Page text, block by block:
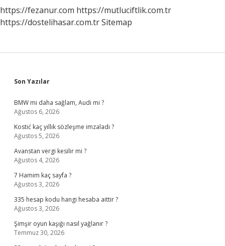
https://fezanur.com https://mutluciftlik.com.tr
https://dostelihasar.com.trSitemap
Sidebar
Son Yazılar
BMW mi daha sağlam, Audi mi ?
Ağustos 6, 2026
Kostić kaç yıllık sözleşme imzaladı ?
Ağustos 5, 2026
Avanstan vergi kesilir mi ?
Ağustos 4, 2026
7 Hamim kaç sayfa ?
Ağustos 3, 2026
335 hesap kodu hangi hesaba aittir ?
Ağustos 3, 2026
Şimşir oyun kaşığı nasıl yağlanır ?
Temmuz 30, 2026